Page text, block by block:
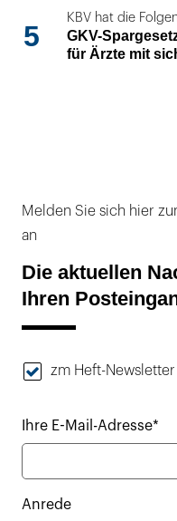
5
KBV hat die
GKV-
für Ärzte mit
Melden Sie sich hier
an
Die aktuellen
Ihren
zm Heft-Newsletter
Ihre E-Mail-Adresse*
Anrede